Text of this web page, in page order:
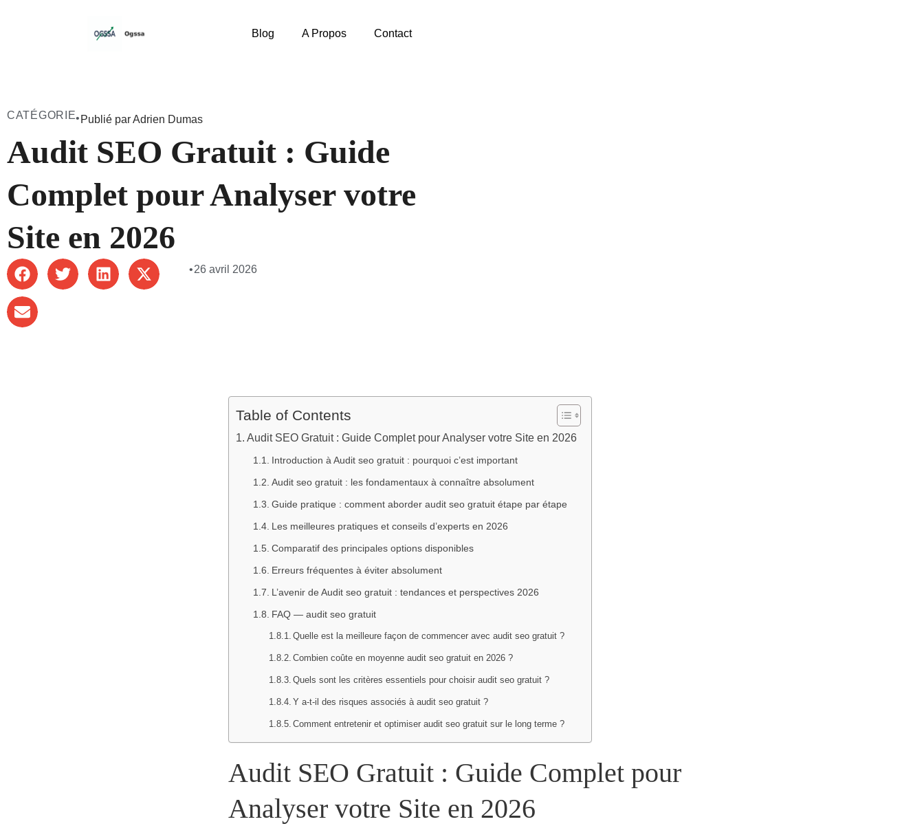
Blog A Propos Contact
CATÉGORIE• Publié par Adrien Dumas
Audit SEO Gratuit : Guide
Complet pour Analyser votre
Site en 2026
•26 avril 2026
Table of Contents
Audit SEO Gratuit : Guide Complet pour Analyser votre Site en 2026
Introduction à Audit seo gratuit : pourquoi c’est important
Audit seo gratuit : les fondamentaux à connaître absolument
Guide pratique : comment aborder audit seo gratuit étape par étape
Les meilleures pratiques et conseils d’experts en 2026
Comparatif des principales options disponibles
Erreurs fréquentes à éviter absolument
L’avenir de Audit seo gratuit : tendances et perspectives 2026
FAQ — audit seo gratuit
Quelle est la meilleure façon de commencer avec audit seo gratuit ?
Combien coûte en moyenne audit seo gratuit en 2026 ?
Quels sont les critères essentiels pour choisir audit seo gratuit ?
Y a-t-il des risques associés à audit seo gratuit ?
Comment entretenir et optimiser audit seo gratuit sur le long terme ?
Audit SEO Gratuit : Guide Complet pour
Analyser votre Site en 2026